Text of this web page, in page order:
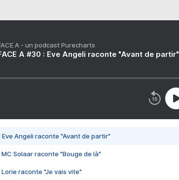
A - un podcast Purecharts
A #30 : Eve Angeli raconte "Avant de partir"
Eve Angeli raconte "Avant de partir"
MC Solaar raconte "Bouge de là"
Lorie raconte "Je vais vite"